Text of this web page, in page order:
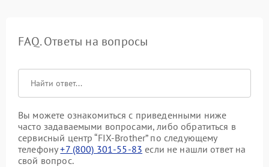
FAQ. Ответы на вопросы
Вы можете ознакомиться с приведенными ниже
часто задаваемыми вопросами, либо обратиться в
сервисный центр “FIX-Brother” по следующему
телефону+7 (800) 301-55-83 если не нашли ответ на
свой вопрос.